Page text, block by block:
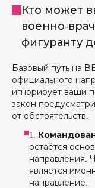
Кто может
военно-
фигуранту
Базовый путь на
официального
игнорирует ваши
закон
от обстоятельств.
1.
остаётся
направления.
является
направление.